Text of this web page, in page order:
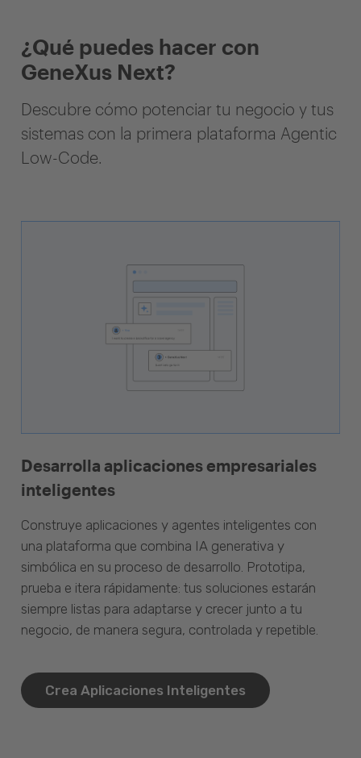
¿Qué puedes hacer con
GeneXus Next?
Descubre cómo potenciar tu negocio y tus
sistemas con la primera plataforma Agentic
Low-Code.
Desarrolla aplicaciones empresariales
inteligentes
Construye aplicaciones y agentes inteligentes con
una plataforma que combina IA generativa y
simbólica en su proceso de desarrollo. Prototipa,
prueba e itera rápidamente: tus soluciones estarán
siempre listas para adaptarse y crecer junto a tu
negocio, de manera segura, controlada y repetible.
Crea Aplicaciones Inteligentes